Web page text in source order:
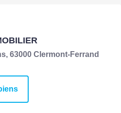
27.38 m2
Non
63000 Clermont-Ferrand